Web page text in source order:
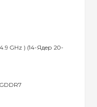
GHz ) (14-Ядeр 20-